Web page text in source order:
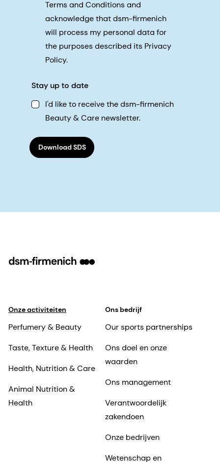
Terms and Conditions and
acknowledge that dsm-firmenich
will process my personal data for
the purposes described its Privacy
Policy.
Stay up to date
I'd like to receive the dsm-firmenich
Beauty & Care newsletter.
Download SDS
Onze activiteiten
Perfumery & Beauty
Taste, Texture & Health
Health, Nutrition & Care
Animal Nutrition &
Health
Ons bedrijf
Our sports partnerships
Ons doel en onze
waarden
Ons management
Verantwoordelijk
zakendoen
Onze bedrijven
Wetenschap en